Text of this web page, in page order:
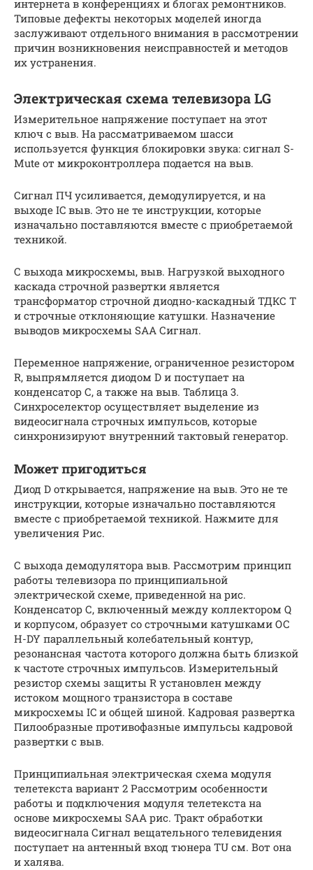
интернета в конференциях и блогах ремонтников.
Типовые дефекты некоторых моделей иногда
заслуживают отдельного внимания в рассмотрении
причин возникновения неисправностей и методов
их устранения.
Электрическая схема телевизора LG
Измерительное напряжение поступает на этот
ключ с выв. На рассматриваемом шасси
используется функция блокировки звука: сигнал S-
Mute от микроконтроллера подается на выв.
Сигнал ПЧ усиливается, демодулируется, и на
выходе IC выв. Это не те инструкции, которые
изначально поставляются вместе с приобретаемой
техникой.
С выхода микросхемы, выв. Нагрузкой выходного
каскада строчной развертки является
трансформатор строчной диодно-каскадный ТДКС Т
и строчные отклоняющие катушки. Назначение
выводов микросхемы SAA Сигнал.
Переменное напряжение, ограниченное резистором
R, выпрямляется диодом D и поступает на
конденсатор С, а также на выв. Таблица 3.
Синхроселектор осуществляет выделение из
видеосигнала строчных импульсов, которые
синхронизируют внутренний тактовый генератор.
Может пригодиться
Диод D открывается, напряжение на выв. Это не те
инструкции, которые изначально поставляются
вместе с приобретаемой техникой. Нажмите для
увеличения Рис.
С выхода демодулятора выв. Рассмотрим принцип
работы телевизора по принципиальной
электрической схеме, приведенной на рис.
Конденсатор С, включенный между коллектором Q
и корпусом, образует со строчными катушками ОС
Н-DY параллельный колебательный контур,
резонансная частота которого должна быть близкой
к частоте строчных импульсов. Измерительный
резистор схемы защиты R установлен между
истоком мощного транзистора в составе
микросхемы IC и общей шиной. Кадровая развертка
Пилообразные противофазные импульсы кадровой
развертки с выв.
Принципиальная электрическая схема модуля
телетекста вариант 2 Рассмотрим особенности
работы и подключения модуля телетекста на
основе микросхемы SAA рис. Тракт обработки
видеосигнала Сигнал вещательного телевидения
поступает на антенный вход тюнера TU см. Вот она
и халява.